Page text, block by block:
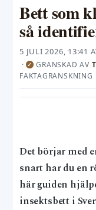
Bett som
så
5 JULI 2026, 13:41
·✓ GRANSKAD AV
FAKTAGRANSKNING
Det börjar med
snart har du en
här guiden
insektsbett i